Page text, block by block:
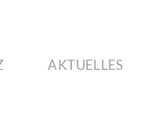
AKTU­ELLES